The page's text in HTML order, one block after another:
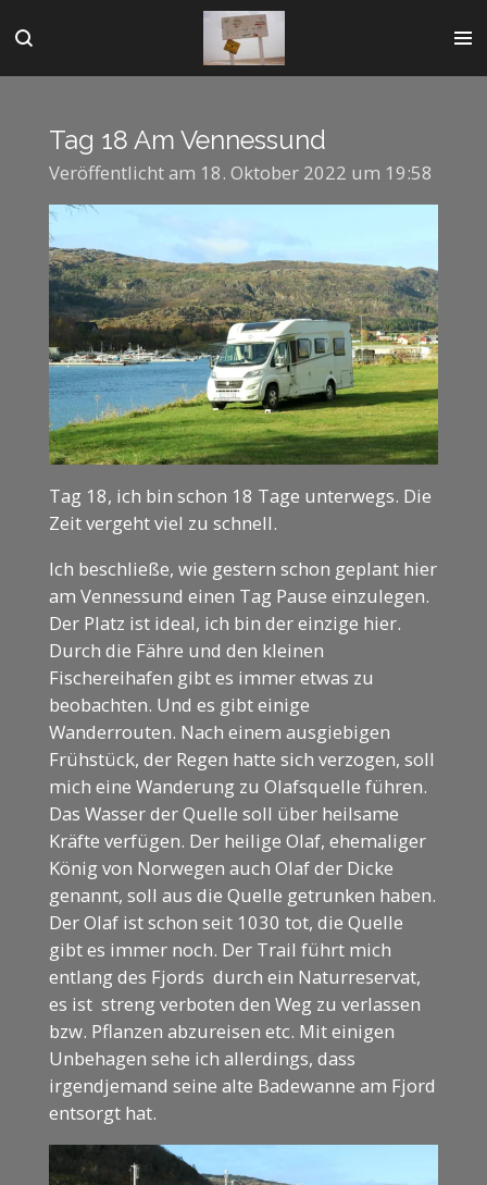
Hauptinhalt
springen
Tag 18 Am Vennessund
Veröffentlicht am 18. Oktober 2022 um 19:58
Tag 18, ich bin schon 18 Tage unterwegs. Die
Zeit vergeht viel zu schnell.
Ich beschließe, wie gestern schon geplant hier
am Vennessund einen Tag Pause einzulegen.
Der Platz ist ideal, ich bin der einzige hier.
Durch die Fähre und den kleinen
Fischereihafen gibt es immer etwas zu
beobachten. Und es gibt einige
Wanderrouten. Nach einem ausgiebigen
Frühstück, der Regen hatte sich verzogen, soll
mich eine Wanderung zu Olafsquelle führen.
Das Wasser der Quelle soll über heilsame
Kräfte verfügen. Der heilige Olaf, ehemaliger
König von Norwegen auch Olaf der Dicke
genannt, soll aus die Quelle getrunken haben.
Der Olaf ist schon seit 1030 tot, die Quelle
gibt es immer noch. Der Trail führt mich
entlang des Fjords durch ein Naturreservat,
es ist streng verboten den Weg zu verlassen
bzw. Pflanzen abzureisen etc. Mit einigen
Unbehagen sehe ich allerdings, dass
irgendjemand seine alte Badewanne am Fjord
entsorgt hat.